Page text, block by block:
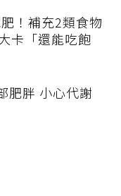
！補充2類食物
卡「還能吃飽
肥胖 小心代謝